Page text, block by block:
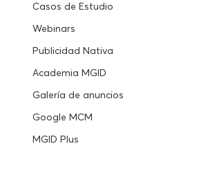
Casos de Estudio
Webinars
Publicidad Nativa
Academia MGID
Galería de anuncios
Google MCM
MGID Plus